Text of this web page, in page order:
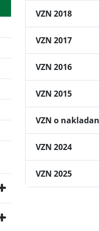
VZN 2018
VZN 2017
VZN 2016
VZN 2015
VZN o
VZN 2024
VZN 2025